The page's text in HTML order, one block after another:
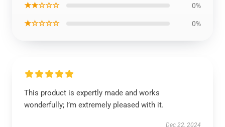
★★☆☆☆ 0%
★☆☆☆☆ 0%
This product is expertly made and works
wonderfully; I’m extremely pleased with it.
Dec 22, 2024